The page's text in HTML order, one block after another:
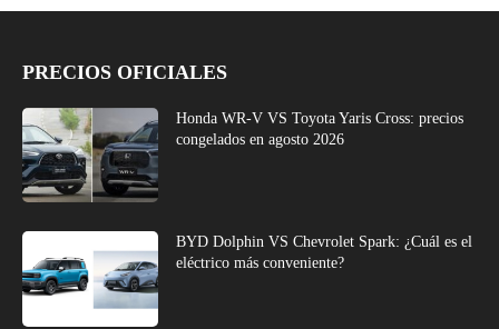
PRECIOS OFICIALES
Honda WR-V VS Toyota Yaris Cross: precios
congelados en agosto 2026
BYD Dolphin VS Chevrolet Spark: ¿Cuál es el
eléctrico más conveniente?